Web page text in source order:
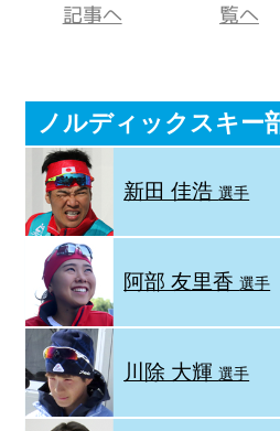
記事へ 覧へ
ノルディックスキー
新田 佳浩選手
阿部 友里香選手
川除 大輝選手